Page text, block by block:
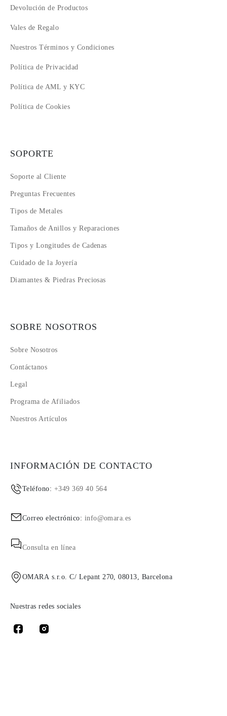
Devolución de Productos
Vales de Regalo
Nuestros Términos y Condiciones
Política de Privacidad
Política de AML y KYC
Política de Cookies
SOPORTE
Soporte al Cliente
Preguntas Frecuentes
Tipos de Metales
Tamaños de Anillos y Reparaciones
Tipos y Longitudes de Cadenas
Cuidado de la Joyería
Diamantes & Piedras Preciosas
SOBRE NOSOTROS
Sobre Nosotros
Contáctanos
Legal
Programa de Afiliados
Nuestros Artículos
INFORMACIÓN DE CONTACTO
Teléfono: +349 369 40 564
Correo electrónico: info@omara.es
Consulta en línea
OMARA s.r.o. C/ Lepant 270, 08013, Barcelona
Nuestras redes sociales